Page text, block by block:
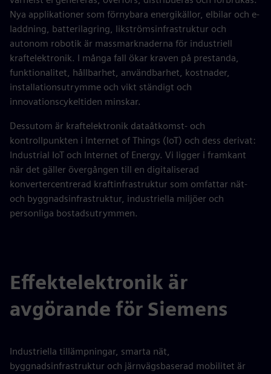
Nya applikationer som förnybara energikällor, elbilar och e-
laddning, batterilagring, likströmsinfrastruktur och
autonom robotik är massmarknaderna för industriell
kraftelektronik. I många fall ökar kraven på prestanda,
funktionalitet, hållbarhet, användbarhet, kostnader,
installationsutrymme och vikt ständigt och
innovationscykeltiden minskar.
Dessutom är kraftelektronik dataåtkomst- och
kontrollpunkten i Internet of Things (IoT) och dess derivat:
Industrial IoT och Internet of Energy. Vi ligger i framkant
när det gäller övergången till en digitaliserad
konvertercentrerad kraftinfrastruktur som omfattar nät-
och byggnadsinfrastruktur, industriella miljöer och
personliga bostadsutrymmen.
Effektelektronik är
avgörande för Siemens
Industriella tillämpningar, smarta nät,
byggnadsinfrastruktur och järnvägsbaserad mobilitet är